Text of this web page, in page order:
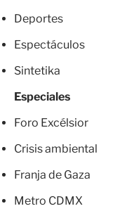
Deportes
Espectáculos
Sintetika
Especiales
Foro Excélsior
Crisis ambiental
Franja de Gaza
Metro CDMX